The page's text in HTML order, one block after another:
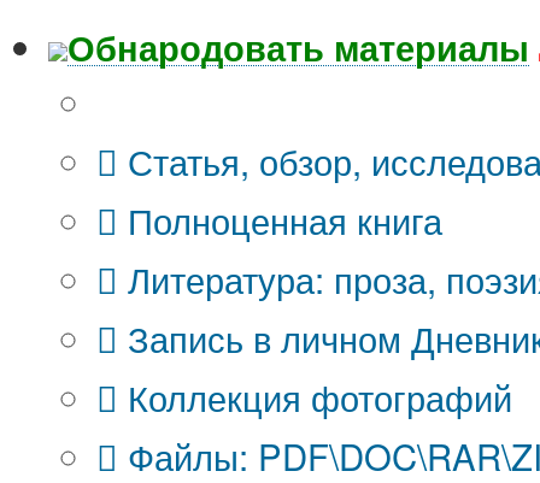
Обнародовать материалы
Статья, обзор,
Полноценная книга
Литература: проза,
Запись в личном
Коллекция фотографий
Файлы: